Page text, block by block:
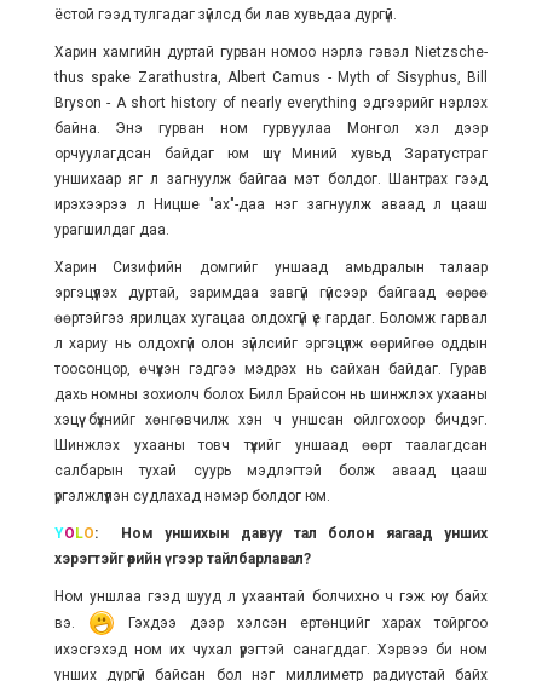
ёстой гээд тулгадаг зүйлсд би лав хувьдаа дургүй.
Харин хамгийн дуртай гурван номоо нэрлэ гэвэл Nietzsche-
thus spake Zarathustra, Albert Camus - Myth of Sisyphus, Bill
Bryson - A short history of nearly everything эдгээрийг нэрлэх
байна. Энэ гурван ном гурвуулаа Монгол хэл дээр
орчуулагдсан байдаг юм шүү. Миний хувьд Заратустраг
уншихаар яг л загнуулж байгаа мэт болдог. Шантрах гээд
ирэхээрээ л Ницше "ах"-даа нэг загнуулж аваад л цааш
урагшилдаг даа.
Харин Сизифийн домгийг уншаад амьдралын талаар
эргэцүүлэх дуртай, заримдаа завгүй гүйсээр байгаад өөрөө
өөртэйгээ ярилцах хугацаа олдохгүй үе гардаг. Боломж гарвал
л хариу нь олдохгүй олон зүйлсийг эргэцүүлж өөрийгөө оддын
тоосонцор, өчүүхэн гэдгээ мэдрэх нь сайхан байдаг. Гурав
дахь номны зохиолч болох Билл Брайсон нь шинжлэх ухааны
хэцүү бүхнийг хөнгөвчилж хэн ч уншсан ойлгохоор бичдэг.
Шинжлэх ухааны товч түүхийг уншаад өөрт таалагдсан
салбарын тухай суурь мэдлэгтэй болж аваад цааш
үргэлжлүүлэн судлахад нэмэр болдог юм.
YO LO: Ном уншихын давуу тал болон яагаад унших
хэрэгтэйг өөрийн үгээр тайлбарлавал?
Ном уншлаа гээд шууд л ухаантай болчихно ч гэж юу байх
вэ.
Гэхдээ дээр хэлсэн ертөнцийг харах тойргоо
ихэсгэхэд ном их чухал үүрэгтэй санагддаг. Хэрвээ би ном
унших дургүй байсан бол нэг миллиметр радиустай байх